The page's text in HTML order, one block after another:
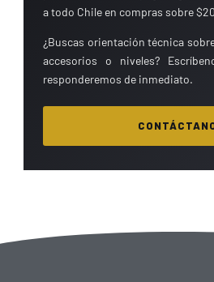
a todo Chile en compras sobre
¿Buscas orientación técnica
accesorios o niveles?
responderemos de inmediato.